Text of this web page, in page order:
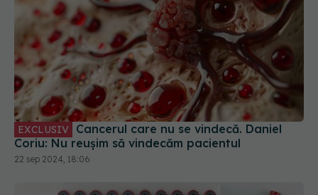
EXCLUSIV
Coriu: Nu reușim să vindecăm pacientul
22 sep 2024, 18:06